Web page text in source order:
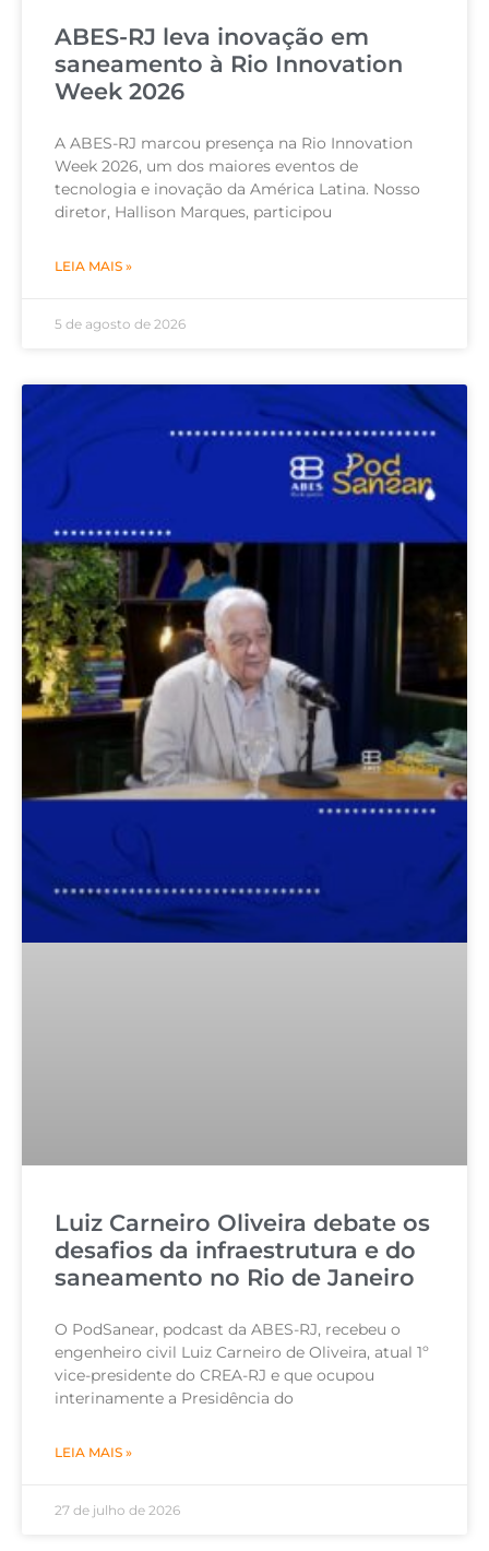
ABES-RJ leva inovação em
saneamento à Rio Innovation
Week 2026
A ABES-RJ marcou presença na Rio Innovation
Week 2026, um dos maiores eventos de
tecnologia e inovação da América Latina. Nosso
diretor, Hallison Marques, participou
LEIA MAIS »
5 de agosto de 2026
Luiz Carneiro Oliveira debate os
desafios da infraestrutura e do
saneamento no Rio de Janeiro
O PodSanear, podcast da ABES-RJ, recebeu o
engenheiro civil Luiz Carneiro de Oliveira, atual 1º
vice-presidente do CREA-RJ e que ocupou
interinamente a Presidência do
LEIA MAIS »
27 de julho de 2026